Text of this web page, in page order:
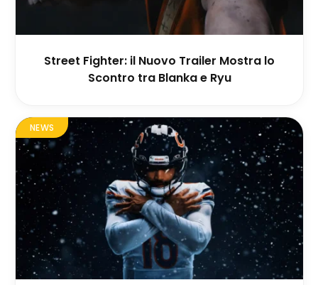
Street Fighter: il Nuovo Trailer Mostra lo
Scontro tra Blanka e Ryu
NEWS